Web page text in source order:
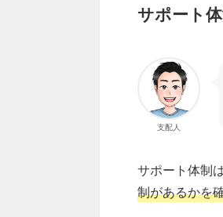
サポート
支配人
サポート体制
制があるかを